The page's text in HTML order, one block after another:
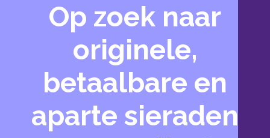
Op zoek naar
originele,
betaalbare en
aparte sieraden